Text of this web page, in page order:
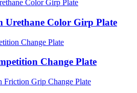
Urethane Color Girp Plate
Change Plate